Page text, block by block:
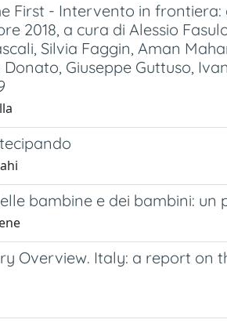
First - Intervento in
2018, a cura di Alessio
Silvia Faggin, Aman
Donato, Giuseppe Guttuso,
bambine e dei bambini:
Overview. Italy: a report